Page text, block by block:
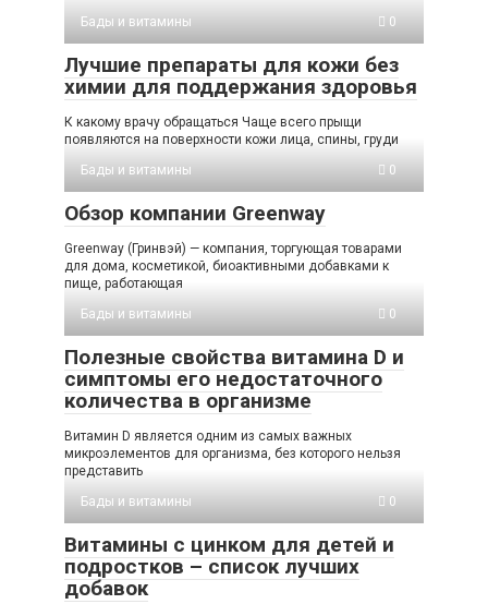
Бады и витамины
0
Лучшие препараты для кожи без
химии для поддержания здоровья
К какому врачу обращаться Чаще всего прыщи
появляются на поверхности кожи лица, спины, груди
Бады и витамины
0
Обзор компании Greenway
Greenway (Гринвэй) — компания, торгующая товарами
для дома, косметикой, биоактивными добавками к
пище, работающая
Бады и витамины
0
Полезные свойства витамина D и
симптомы его недостаточного
количества в организме
Витамин D является одним из самых важных
микроэлементов для организма, без которого нельзя
представить
Бады и витамины
0
Витамины с цинком для детей и
подростков – список лучших
добавок